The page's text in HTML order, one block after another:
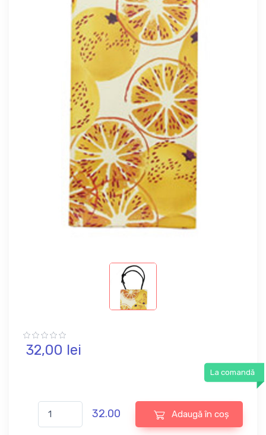
32,00 lei
La comandă
32.00 Adaugă în coș